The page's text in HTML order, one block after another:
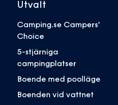
Utvalt
Camping.se Campers'
Choice
5-stjärniga
campingplatser
Boende med poolläge
Boenden vid vattnet